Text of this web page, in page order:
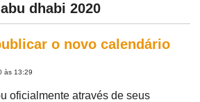
dhabi 2020
o novo calendário
às 13:29
oficialmente através de seus